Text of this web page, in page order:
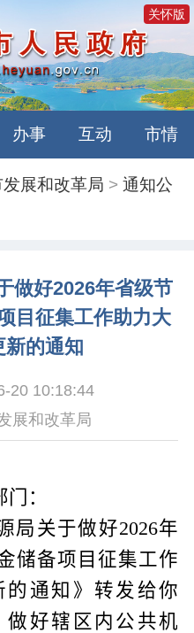
关怀版
办事 互动 市情
展和改革局 >通知公
做好2026年省级节
目征集工作助力大
新的通知
20 10:18:44
展和改革局
：
局关于做好2026年
储备项目征集工作
通知》转发给你
好辖区内公共机